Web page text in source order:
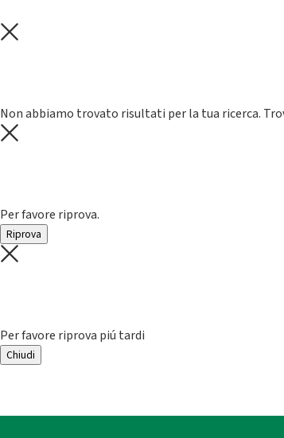
Non abbiamo trovato risultati per la tua ricerca.
Per favore riprova.
Riprova
Per favore riprova piú tardi
Chiudi